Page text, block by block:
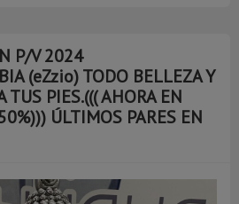
P/V 2024
(eZzio) TODO BELLEZA Y
TUS PIES.((( AHORA EN
ÚLTIMOS PARES EN